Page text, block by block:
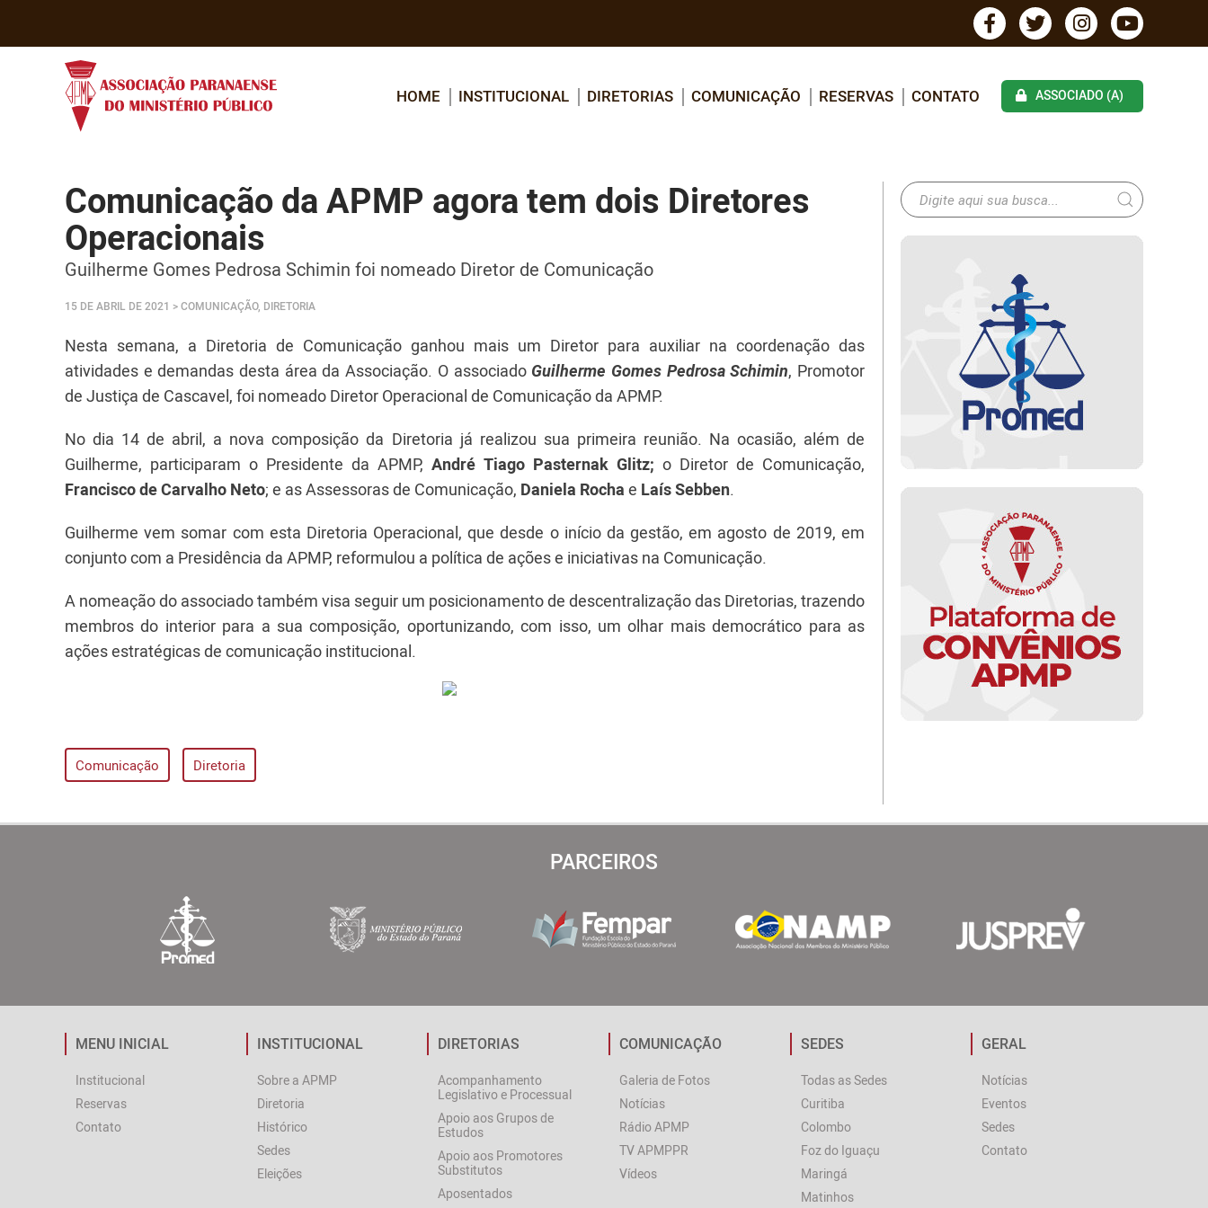
HOME INSTITUCIONAL DIRETORIAS COMUNICAÇÃO RESERVAS CONTATO ASSOCIADO (A)
Comunicação da APMP agora tem dois Diretores
Operacionais
Guilherme Gomes Pedrosa Schimin foi nomeado Diretor de Comunicação
15 DE ABRIL DE 2021 > COMUNICAÇÃO, DIRETORIA
Nesta semana, a Diretoria de Comunicação ganhou mais um Diretor para auxiliar na coordenação das
atividades e demandas desta área da Associação. O associado Guilherme Gomes Pedrosa Schimin, Promotor
de Justiça de Cascavel, foi nomeado Diretor Operacional de Comunicação da APMP.
No dia 14 de abril, a nova composição da Diretoria já realizou sua primeira reunião. Na ocasião, além de
Guilherme, participaram o Presidente da APMP,André Tiago Pasternak Glitz; o Diretor de Comunicação,
Francisco de Carvalho Neto; e as Assessoras de Comunicação, Daniela Rocha e Laís Sebben.
Guilherme vem somar com esta Diretoria Operacional, que desde o início da gestão, em agosto de 2019, em
conjunto com a Presidência da APMP, reformulou a política de ações e iniciativas na Comunicação.
A nomeação do associado também visa seguir um posicionamento de descentralização das Diretorias, trazendo
membros do interior para a sua composição, oportunizando, com isso, um olhar mais democrático para as
ações estratégicas de comunicação institucional.
Comunicação Diretoria
PARCEIROS
MENU INICIAL
Institucional
Reservas
Contato
INSTITUCIONAL
Sobre a APMP
Diretoria
Histórico
Sedes
Eleições
DIRETORIAS
Acompanhamento
Legislativo e Processual
Apoio aos Grupos de
Estudos
Apoio aos Promotores
Substitutos
Aposentados
COMUNICAÇÃO
Galeria de Fotos
Notícias
Rádio APMP
TV APMPPR
Vídeos
SEDES
Todas as Sedes
Curitiba
Colombo
Foz do Iguaçu
Maringá
Matinhos
GERAL
Notícias
Eventos
Sedes
Contato